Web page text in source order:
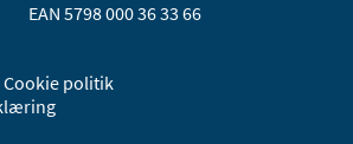
EAN 5798 000 36 33 66
Cookie politik